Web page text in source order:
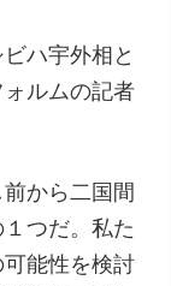
バンク
ハ宇外相と
ルムの記者
から二国間
つだ。私た
能性を検討